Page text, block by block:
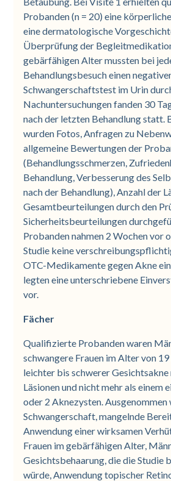
Probanden (n = 20) eine
eine dermatologische
Überprüfung der
gebärfähigen Alter mussten bei
Behandlungsbesuch einen
Schwangerschaftstest im Urin
Nachuntersuchungen fanden 30
nach der letzten Behandlung statt.
wurden Fotos, Anfragen zu
allgemeine Bewertungen der
(Behandlungsschmerzen,
Behandlung, Verbesserung des
nach der Behandlung), Anzahl der
Gesamtbeurteilungen durch den
Sicherheitsbeurteilungen
Probanden nahmen 2 Wochen vor
Studie keine
OTC-Medikamente gegen Akne
legten eine unterschriebene
vor.
Fächer
Qualifizierte Probanden waren
schwangere Frauen im Alter von
leichter bis schwerer
Läsionen und nicht mehr als einem
oder 2 Aknezysten. Ausgenommen
Schwangerschaft, mangelnde
Anwendung einer wirksamen
Frauen im gebärfähigen Alter,
Gesichtsbehaarung, die die Studie
würde, Anwendung topischer